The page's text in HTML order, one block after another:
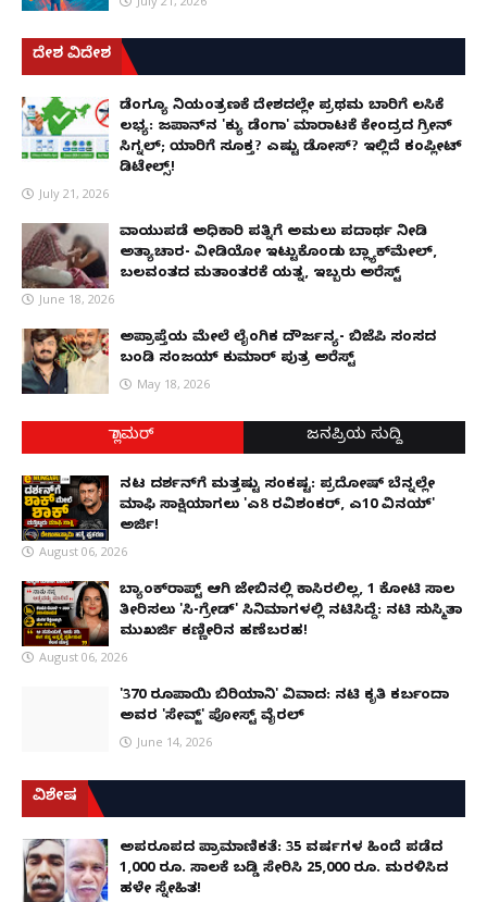
ದೇಶ ವಿದೇಶ
ಡೆಂಗ್ಯೂ ನಿಯಂತ್ರಣಕ್ಕೆ ದೇಶದಲ್ಲೇ ಪ್ರಥಮ ಬಾರಿಗೆ ಲಸಿಕೆ
ಲಭ್ಯ: ಜಪಾನ್‌ನ 'ಕ್ಯು ಡೆಂಗಾ' ಮಾರಾಟಕ್ಕೆ ಕೇಂದ್ರದ ಗ್ರೀನ್
ಸಿಗ್ನಲ್; ಯಾರಿಗೆ ಸೂಕ್ತ? ಎಷ್ಟು ಡೋಸ್? ಇಲ್ಲಿದೆ ಕಂಪ್ಲೀಟ್
ಡಿಟೇಲ್ಸ್!
July 21, 2026
ವಾಯುಪಡೆ ಅಧಿಕಾರಿ ಪತ್ನಿಗೆ ಅಮಲು ಪದಾರ್ಥ ನೀಡಿ
ಅತ್ಯಾಚಾರ- ವೀಡಿಯೋ ಇಟ್ಟುಕೊಂಡು ಬ್ಲ್ಯಾಕ್‌ಮೇಲ್,
ಬಲವಂತದ ಮತಾಂತರಕ್ಕೆ ಯತ್ನ, ಇಬ್ಬರು ಅರೆಸ್ಟ್
June 18, 2026
ಅಪ್ರಾಪ್ತೆಯ ಮೇಲೆ ಲೈಂಗಿಕ ದೌರ್ಜನ್ಯ- ಬಿಜೆಪಿ ಸಂಸದ
ಬಂಡಿ ಸಂಜಯ್ ಕುಮಾರ್ ಪುತ್ರ ಅರೆಸ್ಟ್
May 18, 2026
ಗ್ಲಾಮರ್ ಜನಪ್ರಿಯ ಸುದ್ದಿ
ನಟ ದರ್ಶನ್‌ಗೆ ಮತ್ತಷ್ಟು ಸಂಕಷ್ಟ: ಪ್ರದೋಷ್ ಬೆನ್ನಲ್ಲೇ
ಮಾಫಿ ಸಾಕ್ಷಿಯಾಗಲು 'ಎ8 ರವಿಶಂಕರ್, ಎ10 ವಿನಯ್'
ಅರ್ಜಿ!
August 06, 2026
ಬ್ಯಾಂಕ್‌ರಾಪ್ಟ್‌ ಆಗಿ ಜೇಬಿನಲ್ಲಿ ಕಾಸಿರಲಿಲ್ಲ, ₹1 ಕೋಟಿ ಸಾಲ
ತೀರಿಸಲು 'ಸಿ-ಗ್ರೇಡ್' ಸಿನಿಮಾಗಳಲ್ಲಿ ನಟಿಸಿದ್ದೆ: ನಟಿ ಸುಸ್ಮಿತಾ
ಮುಖರ್ಜಿ ಕಣ್ಣೀರಿನ ಹಣೆಬರಹ!
August 06, 2026
'370 ರೂಪಾಯಿ ಬಿರಿಯಾನಿ' ವಿವಾದ: ನಟಿ ಕೃತಿ ಕರ್ಬಂದಾ
ಅವರ 'ಸೇವ್ಜ್' ಪೋಸ್ಟ್ ವೈರಲ್
June 14, 2026
ವಿಶೇಷ
ಅಪರೂಪದ ಪ್ರಾಮಾಣಿಕತೆ: 35 ವರ್ಷಗಳ ಹಿಂದೆ ಪಡೆದ
1,000 ರೂ. ಸಾಲಕ್ಕೆ ಬಡ್ಡಿ ಸೇರಿಸಿ 25,000 ರೂ. ಮರಳಿಸಿದ
ಹಳೇ ಸ್ನೇಹಿತ!